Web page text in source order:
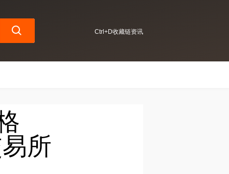
Ctrl+D收藏链资讯
所